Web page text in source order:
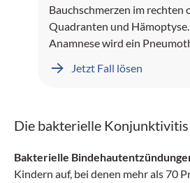
Bauchschmerzen im rechten
Quadranten und
Anamnese wird ein
Jetzt Fall lösen
Die bakterielle Konjunktivitis
Bakterielle
Kindern auf, bei denen mehr als 70